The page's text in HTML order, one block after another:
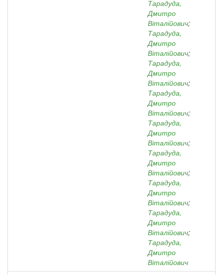
Тарадуда,
Дмитро
Віталійович;
Тарадуда,
Дмитро
Віталійович;
Тарадуда,
Дмитро
Віталійович;
Тарадуда,
Дмитро
Віталійович;
Тарадуда,
Дмитро
Віталійович;
Тарадуда,
Дмитро
Віталійович;
Тарадуда,
Дмитро
Віталійович;
Тарадуда,
Дмитро
Віталійович;
Тарадуда,
Дмитро
Віталійович